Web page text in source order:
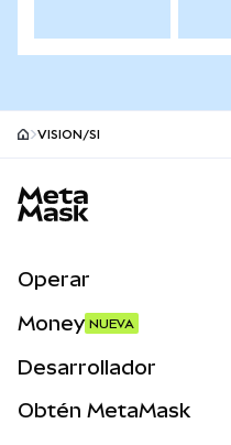
VISION/SI
Operar
Activos del mundo real
Money NUEVA
Desarrollador
Obtén MetaMask